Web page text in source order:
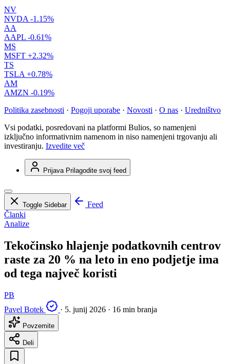
NV
NVDA -1.15%
AA
AAPL -0.61%
MS
MSFT +2.32%
TS
TSLA +0.78%
AM
AMZN -0.19%
Politika zasebnosti · Pogoji uporabe · Novosti · O nas · Uredništvo
Vsi podatki, posredovani na platformi Bulios, so namenjeni
izključno informativnim namenom in niso namenjeni trgovanju ali
investiranju. Izvedite več
Prijava Prilagodite svoj feed
Toggle Sidebar
Feed
Članki
Analize
Tekočinsko hlajenje podatkovnih centrov
raste za 20 % na leto in eno podjetje ima
od tega največ koristi
PB
Pavel Botek
· 5. junij 2026 · 16 min branja
Povzemite
Deli